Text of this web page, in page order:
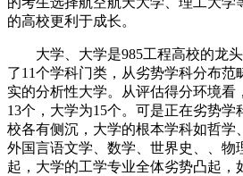
的高校更利于成长。
大学、大学是985工程高校的龙头
了11个学科门类，从劣势学科分布范
实的分析性大学。从评估得分环境看
13个，大学为15个。可是正在劣势学
校各有侧沉，大学的根本学科如哲学
外国言语文学、数学、世界史、、物
起，大学的工学专业全体劣势凸起，